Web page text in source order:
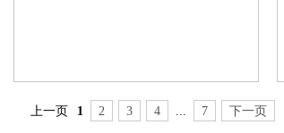
上一页 1 2 3 4 ... 7 下一页